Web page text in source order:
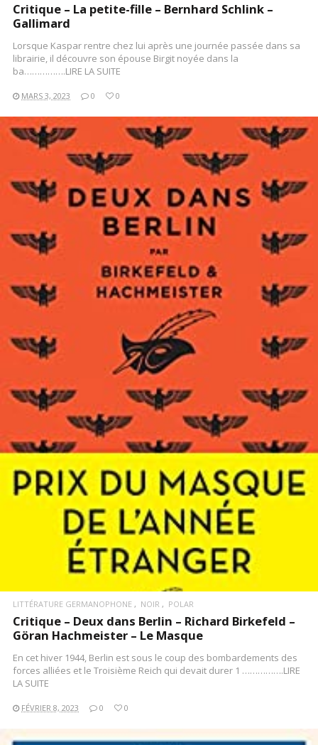
Critique – La petite-fille – Bernhard Schlink –
Gallimard
Lorsque Kaspar rentre chez lui après une journée passée dans sa
librairie, il découvre son épouse Birgit noyée dans la
ba…………….LIRE LA SUITE
MARS 3, 2023 0 0
LIRE LA SUITE
LITTÉRATURE GERMANOPHONE NOIR POLAR
Critique – Deux dans Berlin – Richard Birkefeld –
Göran Hachmeister – Le Masque
En cet hiver 1944, Berlin est sous le coup des bombardements des
forces alliées et le Troisième Reich qui devait durer 1 …………….LIRE
LA SUITE
FÉVRIER 8, 2023 0 0